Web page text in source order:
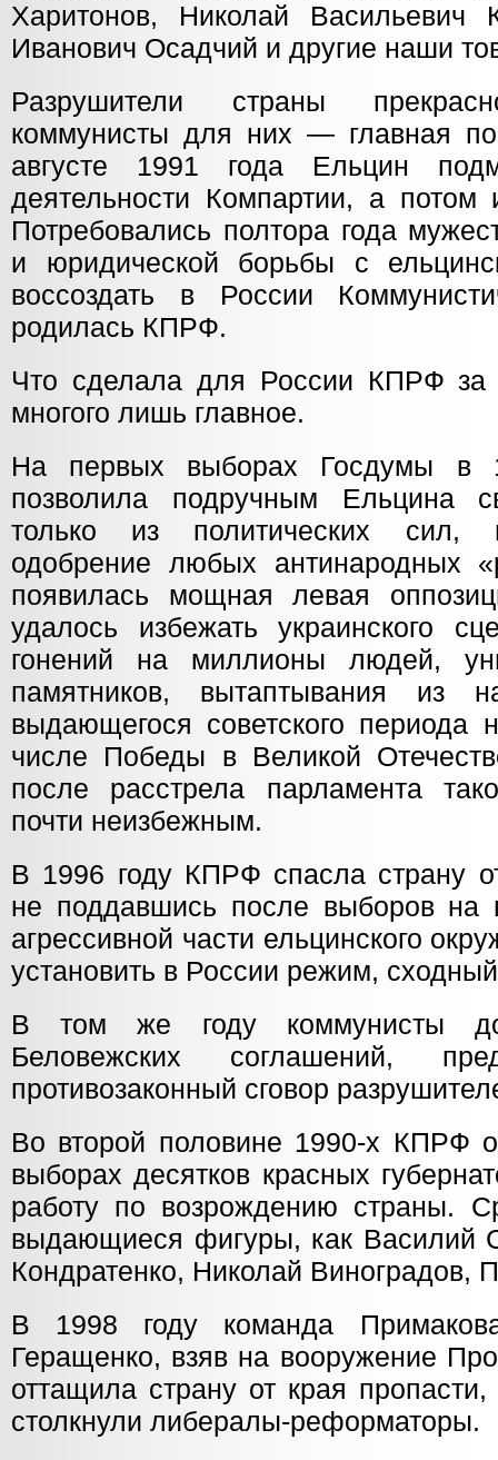
Харитонов, Николай Васильевич
Иванович Осадчий и другие наши
Разрушители страны
коммунисты для них — главная
августе 1991 года Ельцин
деятельности Компартии, а потом
Потребовались полтора года
и юридической борьбы с
воссоздать в России
родилась КПРФ.
Что сделала для России КПРФ за
многого лишь главное.
На первых выборах Госдумы в
позволила подручным Ельцина
только из политических сил,
одобрение любых антинародных
появилась мощная левая
удалось избежать украинского
гонений на миллионы людей,
памятников, вытаптывания из
выдающегося советского периода
числе Победы в Великой
после расстрела парламента
почти неизбежным.
В 1996 году КПРФ спасла страну
не поддавшись после выборов на
агрессивной части ельцинского
установить в России режим,
В том же году коммунисты
Беловежских соглашений,
противозаконный сговор
Во второй половине 1990-х КПРФ
выборах десятков красных
работу по возрождению страны.
выдающиеся фигуры, как Василий
Кондратенко, Николай Виноградов,
В 1998 году команда
Геращенко, взяв на вооружение
оттащила страну от края
столкнули либералы-реформаторы.